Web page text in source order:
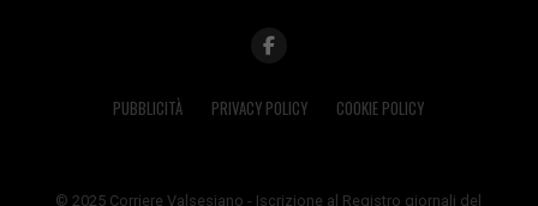
PUBBLICITÀ PRIVACY POLICY COOKIE POLICY
© 2025 Corriere Valsesiano - Iscrizione al Registro giornali del